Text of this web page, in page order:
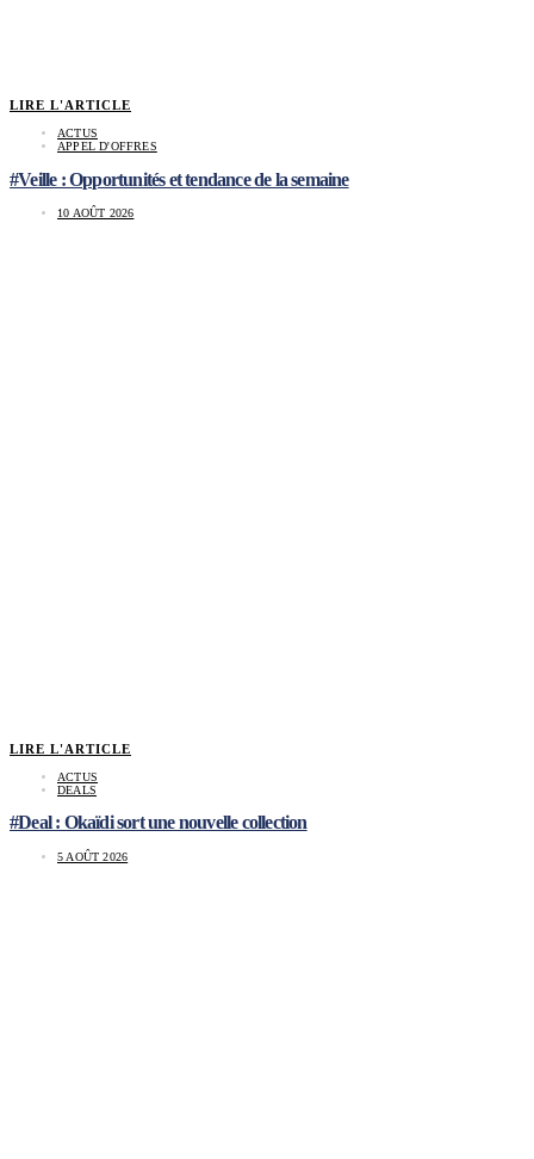
LIRE L'ARTICLE
ACTUS
APPEL D'OFFRES
#Veille : Opportunités et tendance de la semaine
10 AOÛT 2026
LIRE L'ARTICLE
ACTUS
DEALS
#Deal : Okaïdi sort une nouvelle collection
5 AOÛT 2026